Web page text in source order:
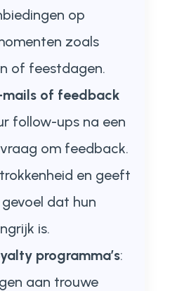
op
zoals
of feestdagen.
of feedback
follow-ups na een
om feedback.
en geeft
dat hun
is.
programma’s:
aan trouwe